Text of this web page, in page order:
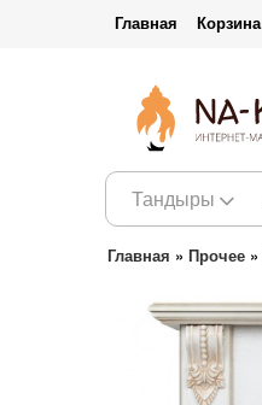
Главная Корзина
Тандыры
Главная » Прочее »